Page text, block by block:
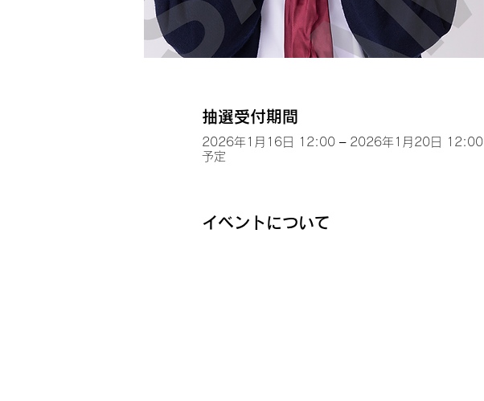
抽選受付期間
2026年1月16日 12:00 – 2026年1月20日 12:00
予定
イベントについて